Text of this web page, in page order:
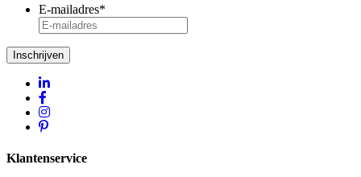
E-mailadres*
Inschrijven
Klantenservice